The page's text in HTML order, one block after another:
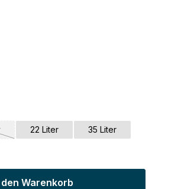
Option ist zurzeit nicht verfügbar.)
22 Liter
35 Liter
Wert ein oder
den Warenkorb